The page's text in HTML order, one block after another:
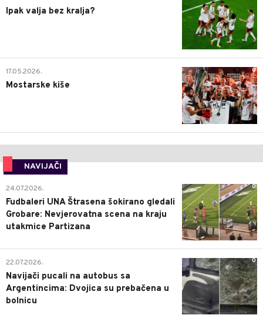
Ipak valja bez kralja?
0
17.05.2026.
Mostarske kiše
NAVIJAČI
0
24.07.2026.
Fudbaleri UNA Štrasena šokirano gledali
Grobare: Nevjerovatna scena na kraju
utakmice Partizana
0
22.07.2026.
Navijači pucali na autobus sa
Argentincima: Dvojica su prebačena u
bolnicu